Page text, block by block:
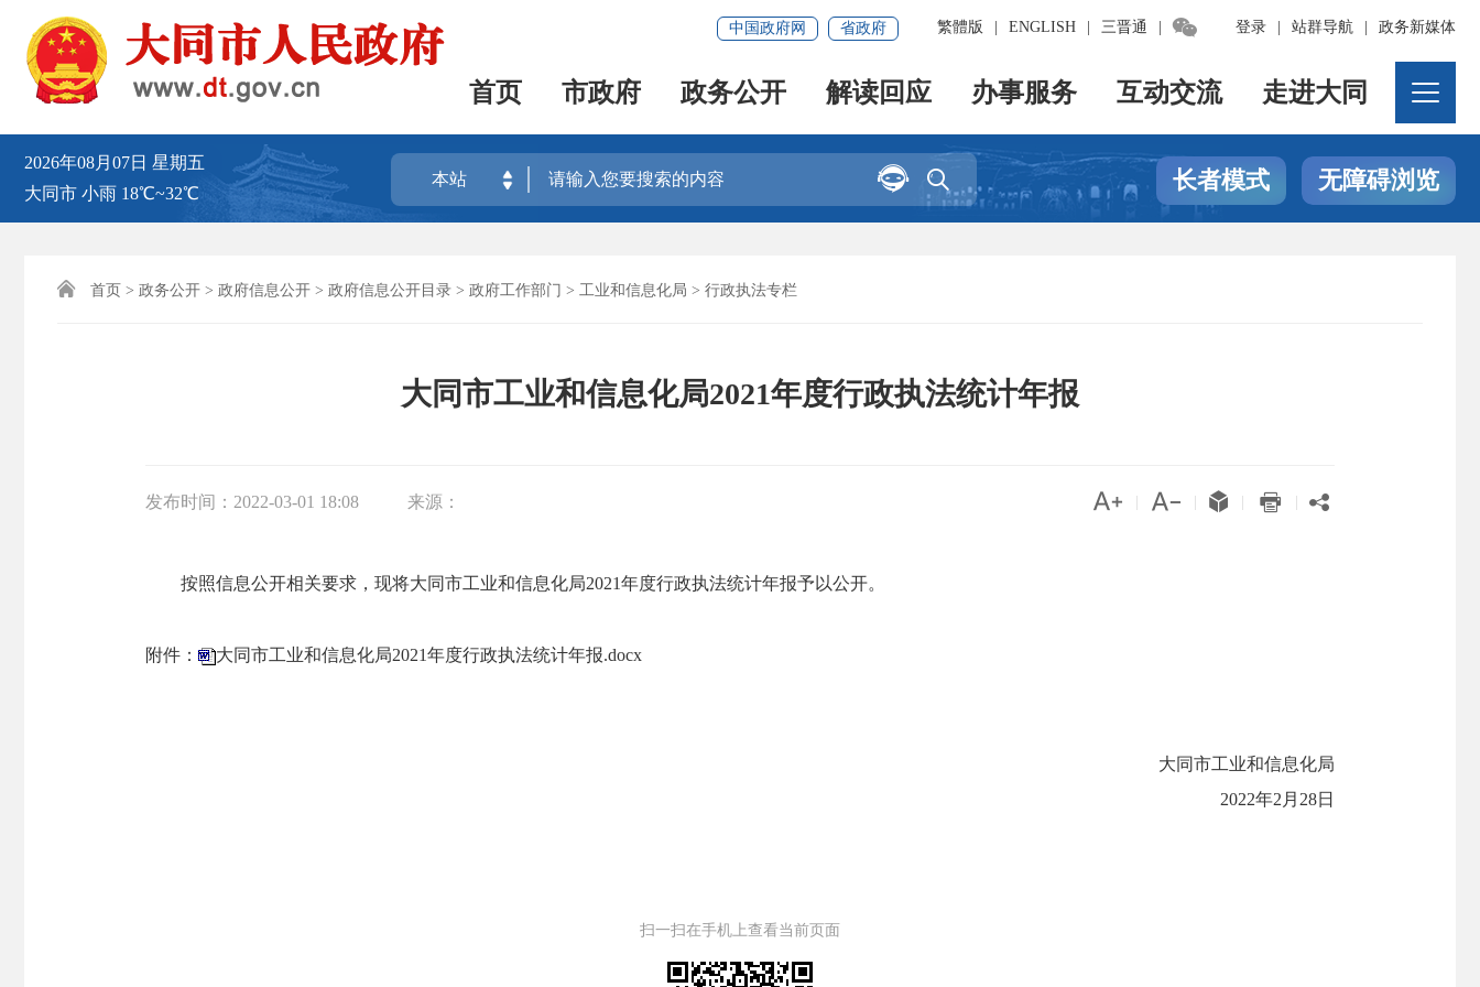
登录 站群导航 政务新媒体
繁體版 ENGLISH 三晋通 
中国政府网 省政府
首页 市政府 政务公开 解读回应 办事服务 互动交流 走进大同
2026年08月07日 星期五
大同市 小雨 18℃~32℃
本站 
 长者模式 无障碍浏览
 首页 > 政务公开 > 政府信息公开 > 政府信息公开目录 > 政府工作部门 > 工业和信息化局 > 行政执法专栏
大同市工业和信息化局2021年度行政执法统计年报
发布时间： 2022-03-01 18:08 来源：     
按照信息公开相关要求，现将大同市工业和信息化局2021年度行政执法统计年报予以公开。
附件： 大同市工业和信息化局2021年度行政执法统计年报.docx
大同市工业和信息化局
2022年2月28日
扫一扫在手机上查看当前页面